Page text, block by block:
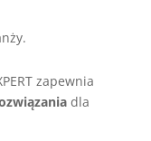
zapewnia
dla